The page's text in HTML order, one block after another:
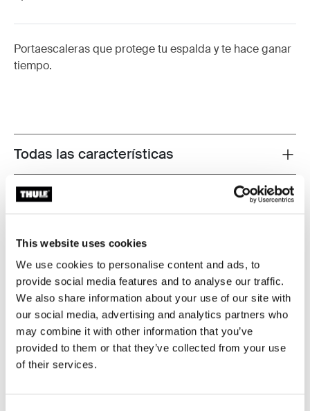
This website uses cookies
We use cookies to personalise content and ads, to
provide social media features and to analyse our traffic.
We also share information about your use of our site with
our social media, advertising and analytics partners who
may combine it with other information that you’ve
provided to them or that they’ve collected from your use
of their services.
Portaescaleras que protege tu espalda y te hace ganar
tiempo.
Toggle features
Todas las características
Especificaciones técnicas
Probados al límite
En el Thule Test Center™ ubicado en Hillerstorp,
Suecia, los productos son sometidos a pruebas
extremas. Nuestros sistemas de portaequipajes están
diseñados para cargar tus equipos y ser instalados de